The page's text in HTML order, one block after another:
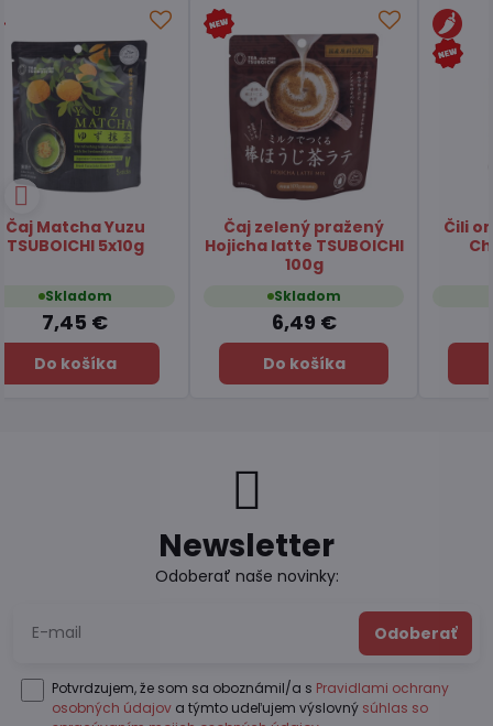
Podložka pod kórejskú
misku Dolsot
Skladom
3,25 €
Do košíka
Rezance ostré syr
Gouda Chois
Bibimmyeon 123g
Skladom
1,75 €
Do košíka
Newsletter
Odoberať naše novinky:
Odoberať
Potvrdzujem, že som sa oboznámil/a s Pravidlami ochrany
osobných údajov a týmto udeľujem výslovný súhlas so